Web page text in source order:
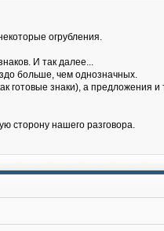
огрубления.
И так далее...
больше, чем однозначных.
готовые знаки), а предложения
сторону нашего разговора.